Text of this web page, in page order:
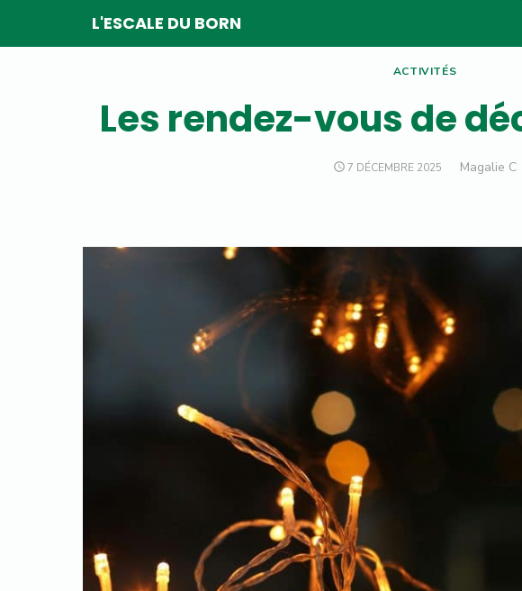
L'ESCALE DU BORN
ACTIVITÉS
Les rendez-vous de
POSTED
7 DÉCEMBRE 2025 Author
Magalie C